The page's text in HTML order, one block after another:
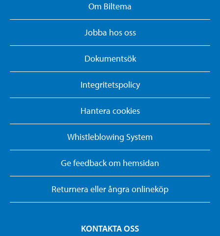
Om Biltema
Jobba hos oss
Dokumentsök
Integritetspolicy
Hantera cookies
Whistleblowing System
Ge feedback om hemsidan
Returnera eller ångra onlineköp
KONTAKTA OSS